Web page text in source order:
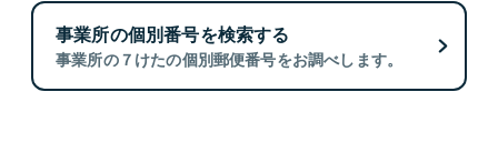
事業所の個別番号を検索する
事業所の７けたの個別郵便番号をお調べします。